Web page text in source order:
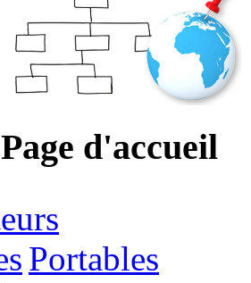
Page d'accueil
Portables